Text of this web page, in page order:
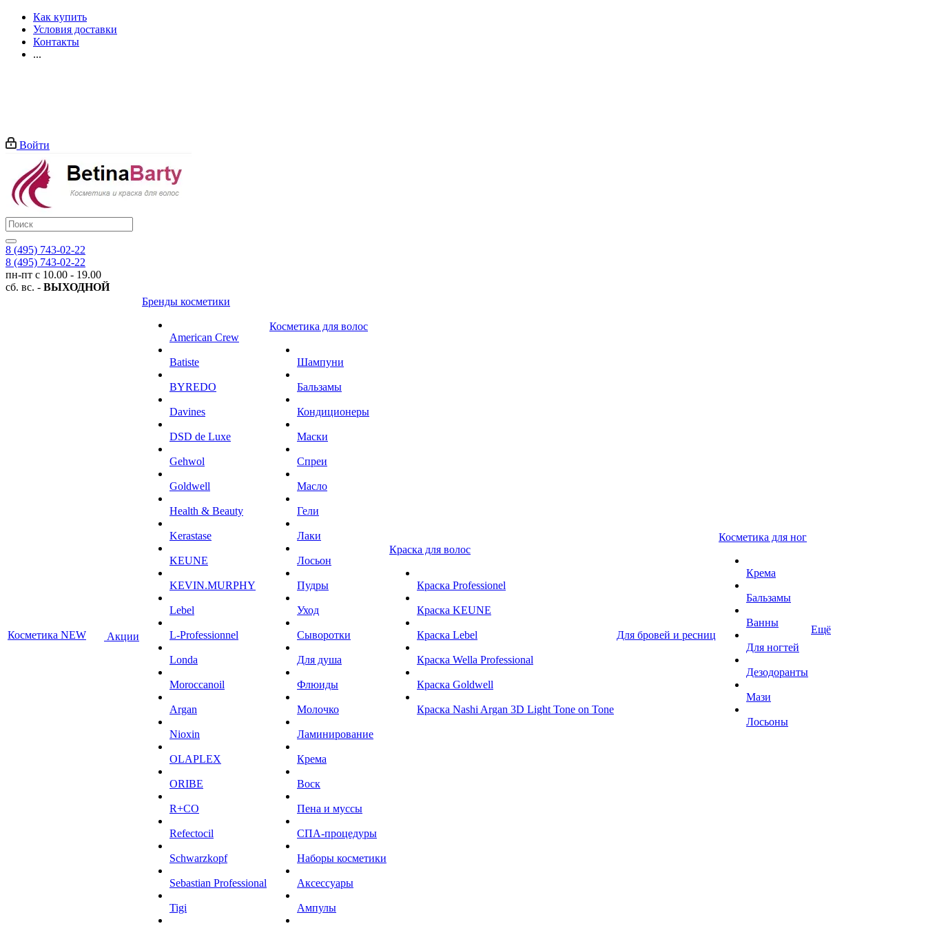
Как купить
Условия доставки
Контакты
...
Войти
8 (495) 743-02-22
8 (495) 743-02-22
пн-пт с 10.00 - 19.00
сб. вс. - ВЫХОДНОЙ
Косметика NEW Акции
Бренды косметики
American Crew
Batiste
BYREDO
Davines
DSD de Luxe
Gehwol
Goldwell
Health & Beauty
Kerastase
KEUNE
KEVIN.MURPHY
Lebel
L-Professionnel
Londa
Moroccanoil
Argan
Niохin
OLAPLEX
ORIBE
R+CO
Refectocil
Schwarzkopf
Sebastian Professional
Tigi
Косметика для волос
Шампуни
Бальзамы
Кондиционеры
Маски
Спреи
Масло
Гели
Лаки
Лосьон
Пудры
Уход
Сыворотки
Для душа
Флюиды
Молочко
Ламинирование
Крема
Воск
Пена и муссы
СПА-процедуры
Наборы косметики
Аксессуары
Ампулы
Краска для волос
Краска Professionel
Краска KEUNE
Краска Lebel
Краска Wella Professional
Краска Goldwell
Краска Nashi Argan 3D Light Tone on Tone
Для бровей и ресниц
Косметика для ног
Крема
Бальзамы
Ванны
Для ногтей
Дезодоранты
Мази
Лосьоны
Ещё